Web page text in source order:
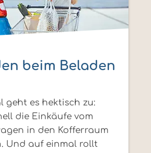
beim Beladen
geht es hektisch zu:
die Einkäufe vom
in den Kofferraum
Und auf einmal rollt